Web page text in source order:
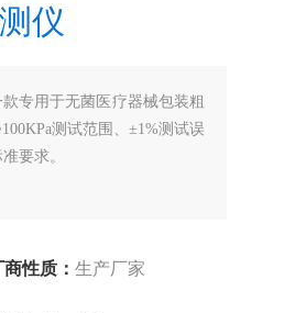
仪
专用于无菌医疗器械包装粗
测试范围、±1%测试误
要求。
商性质： 生产厂家